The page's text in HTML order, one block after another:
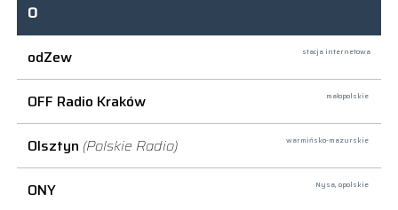
O
odZew
stacja internetowa
OFF Radio Kraków małopolskie
Olsztyn (Polskie Radio) warmińsko-mazurskie
ONY Nysa, opolskie